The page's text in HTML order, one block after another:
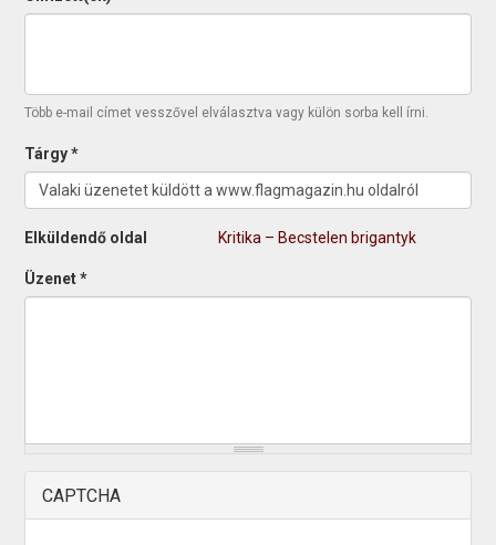
Több e-mail címet vesszővel elválasztva vagy külön sorba kell írni.
Tárgy*
Elküldendő oldal Kritika – Becstelen brigantyk
Üzenet*
CAPTCHA